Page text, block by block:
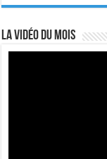
La vidéo du mois